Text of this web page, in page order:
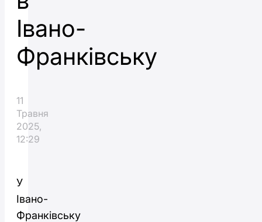
Івано-
Франківську
11
Травня
2025,
12:29
У
Івано-
Франківську